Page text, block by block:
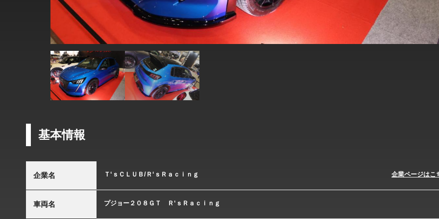
基本情報
企業名 Ｔ‘ｓＣＬＵＢ/Ｒ‘ｓＲａｃｉｎｇ 企業ページはこ
車両名 プジョー２０８ＧＴ Ｒ‘ｓＲａｃｉｎｇ